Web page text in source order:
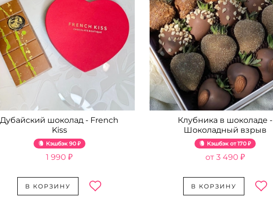
Дубайский шоколад - French
Kiss
Кэшбэк 90 ₽
1 990 ₽
В КОРЗИНУ
Клубника в шоколаде -
Шоколадный взрыв
Кэшбэк 170 ₽
3 490 ₽
В КОРЗИНУ